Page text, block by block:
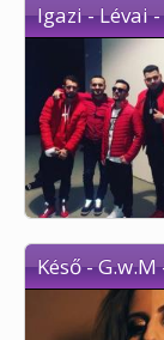
Igazi - Lévai
Késő -